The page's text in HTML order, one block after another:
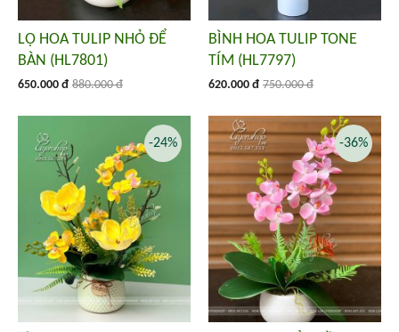
LỌ HOA TULIP NHỎ ĐỂ
BÀN (HL7801)
650.000 đ 880.000 đ
BÌNH HOA TULIP TONE
TÍM (HL7797)
620.000 đ 750.000 đ
-24% -36%